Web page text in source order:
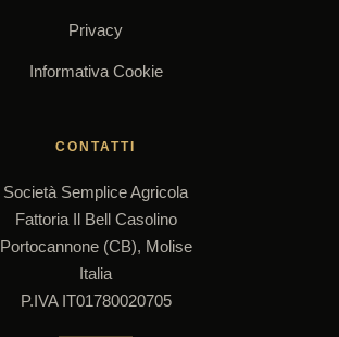
Privacy
Informativa Cookie
CONTATTI
Società Semplice Agricola
Fattoria Il Bell Casolino
Portocannone (CB), Molise
Italia
P.IVA IT01780020705